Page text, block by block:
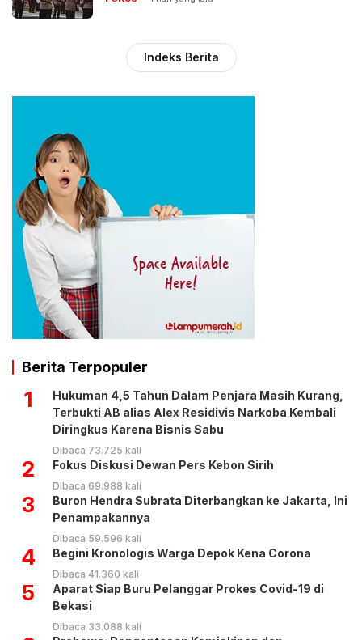
Indeks Berita
Berita Terpopuler
1
Hukuman 4,5 Tahun Dalam Penjara Masih Kurang,
Terbukti AB alias Alex Residivis Narkoba Kembali
Diringkus Karena Bisnis Sabu
Dibaca 73.725 kali
2 Fokus Diskusi Dewan Pers Kebon Sirih
Dibaca 69.988 kali
3
Buron Hendra Subrata Diterbangkan ke Jakarta, Ini
Penampakannya
Dibaca 59.596 kali
4 Begini Kronologis Warga Depok Kena Corona
Dibaca 41.360 kali
5
Aparat Siap Buru Pelanggar Prokes Covid-19 di
Bekasi
Dibaca 33.088 kali